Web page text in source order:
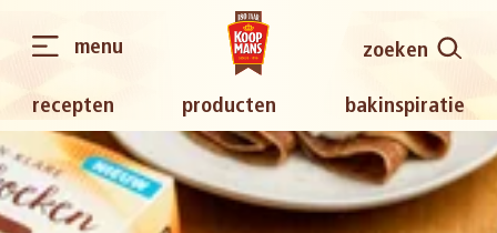
recepten producten bakinspiratie
zoeken
menu